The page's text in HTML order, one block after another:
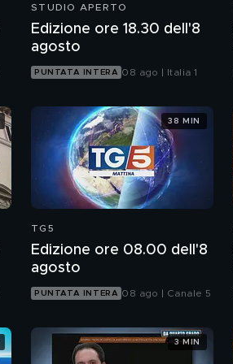
STUDIO APERTO
Edizione ore 18.30 dell'8
agosto
PUNTATA INTERA 08 ago | Italia 1
TG5
Edizione ore 08.00 dell'8
agosto
PUNTATA INTERA 08 ago | Canale 5
38 MIN
3 MIN